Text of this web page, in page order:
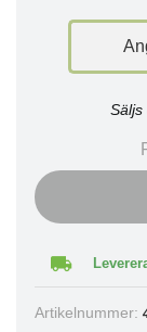
Säljs
Artikelnummer: